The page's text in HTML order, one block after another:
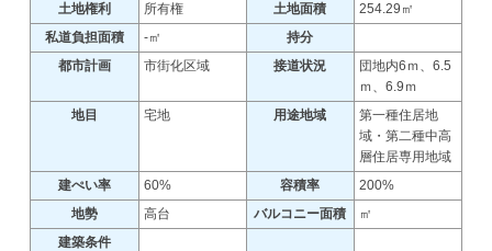
土地権利 所有権 土地面積
254.29㎡
私道負担面積
-㎡
持分
都市計画
市街化区域 接道状況
団地内6ｍ、6.5
ｍ、6.9ｍ
地目
宅地 用途地域
第一種住居地
域・第二種中高
層住居専用地域
建ぺい率
60% 容積率
200%
地勢
高台 バルコニー面積
㎡
建築条件